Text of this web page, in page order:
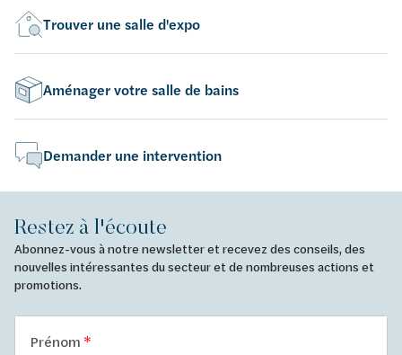
Trouver une salle d'expo
Aménager votre salle de bains
Demander une intervention
Restez à l'écoute
Abonnez-vous à notre newsletter et recevez des conseils, des
nouvelles intéressantes du secteur et de nombreuses actions et
promotions.
Prénom